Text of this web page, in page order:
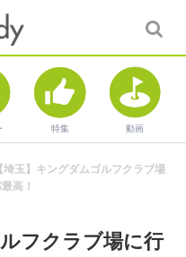
特集 動画
【埼玉】キングダムゴルフクラブ場
高！
フクラブ場に行